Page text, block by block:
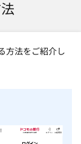
方法をご紹介し